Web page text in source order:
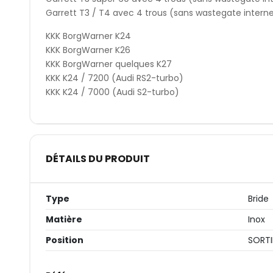
Garrett T3 / T4 avec 4 trous (sans wastegate
KKK BorgWarner K24
KKK BorgWarner K26
KKK BorgWarner quelques K27
KKK K24 / 7200 (Audi RS2-turbo)
KKK K24 / 7000 (Audi S2-turbo)
DÉTAILS DU PRODUIT
Type
Bride
Matière
Inox
Position